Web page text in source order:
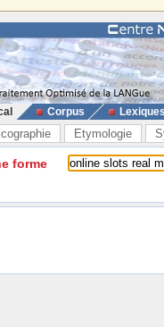
Corpus
Etymologie
forme